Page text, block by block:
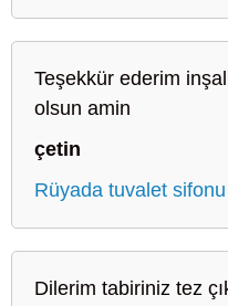
Teşekkür ederim
olsun amin
çetin
Rüyada tuvalet
Dilerim tabiriniz tez